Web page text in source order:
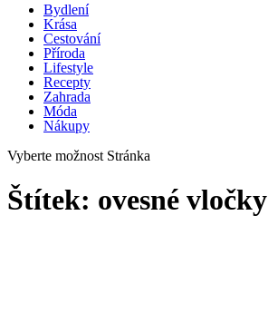
Bydlení
Krása
Cestování
Příroda
Lifestyle
Recepty
Zahrada
Móda
Nákupy
Vyberte možnost Stránka
Štítek: ovesné vločky